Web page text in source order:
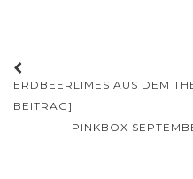
Beitrags-
Navigation
ERDBEERLIMES AUS DEM
BEITRAG]
PINKBOX